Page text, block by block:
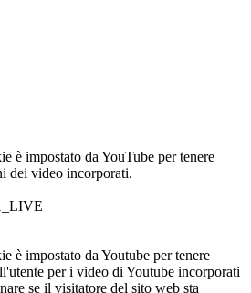
è impostato da YouTube per tenere
dei video incorporati.
è impostato da Youtube per tenere
per i video di Youtube incorporati
se il visitatore del sito web sta